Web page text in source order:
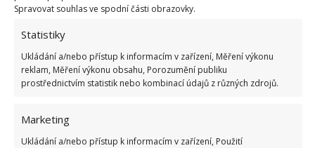
Spravovat souhlas ve spodní části obrazovky.
Statistiky
Ukládání a/nebo přístup k informacím v zařízení, Měření výkonu
reklam, Měření výkonu obsahu, Porozumění publiku
prostřednictvím statistik nebo kombinací údajů z různých zdrojů.
Marketing
Ukládání a/nebo přístup k informacím v zařízení, Použití
se – v případě, že chorobu včas nezachytíte – mohlo
snadno stát, že ještě s přispěním mandelinky o celou
úrodu brambor přijdete. Drožďový roztok by měl
bojují s patogeny, které plíseň způsobují. A ve
většině případů úspěšně.